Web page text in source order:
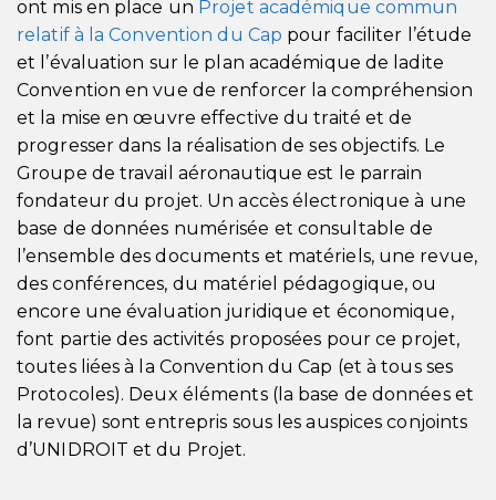
ont mis en place un Projet académique commun
relatif à la Convention du Cap pour faciliter l’étude
et l’évaluation sur le plan académique de ladite
Convention en vue de renforcer la compréhension
et la mise en œuvre effective du traité et de
progresser dans la réalisation de ses objectifs. Le
Groupe de travail aéronautique est le parrain
fondateur du projet. Un accès électronique à une
base de données numérisée et consultable de
l’ensemble des documents et matériels, une revue,
des conférences, du matériel pédagogique, ou
encore une évaluation juridique et économique,
font partie des activités proposées pour ce projet,
toutes liées à la Convention du Cap (et à tous ses
Protocoles). Deux éléments (la base de données et
la revue) sont entrepris sous les auspices conjoints
d’UNIDROIT et du Projet.